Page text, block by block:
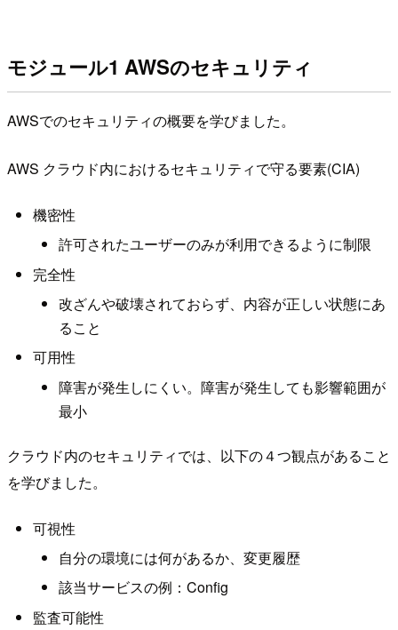
モジュール1 AWSのセキュリティ
AWSでのセキュリティの概要を学びました。
AWS クラウド内におけるセキュリティで守る要素(CIA)
機密性
許可されたユーザーのみが利用できるように制限
完全性
改ざんや破壊されておらず、内容が正しい状態にあ
ること
可用性
障害が発生しにくい。障害が発生しても影響範囲が
最小
クラウド内のセキュリティでは、以下の４つ観点があること
を学びました。
可視性
自分の環境には何があるか、変更履歴
該当サービスの例：Config
監査可能性